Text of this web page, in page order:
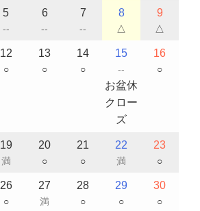
5
--
6
--
7
--
8
△
9
△
12
○
13
○
14
○
15
--
お盆休
クロー
ズ
16
○
19
満
20
○
21
○
22
満
23
○
26
○
27
満
28
○
29
○
30
○